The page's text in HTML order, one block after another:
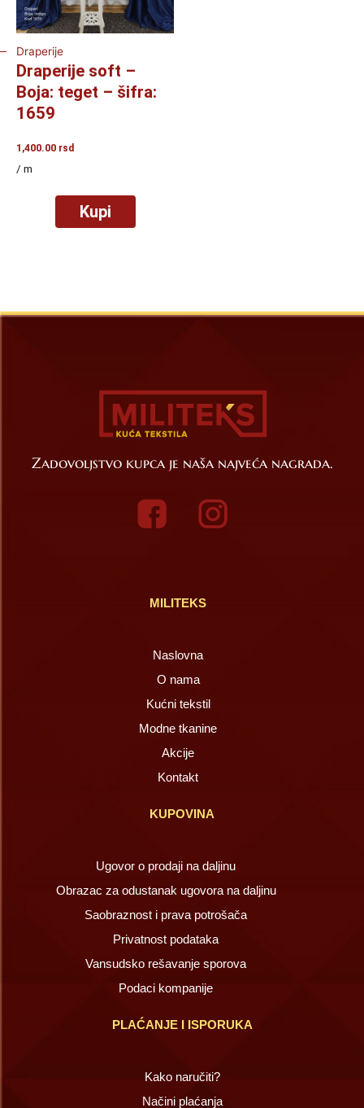
Draperije
Draperije soft –
Boja: teget – šifra:
1659
1,400.00 rsd
/ m
Kupi
Zadovoljstvo kupca je naša najveća nagrada.
MILITEKS
Naslovna
O nama
Kućni tekstil
Modne tkanine
Akcije
Kontakt
KUPOVINA
Ugovor o prodaji na daljinu
Obrazac za odustanak ugovora na daljinu
Saobraznost i prava potrošača
Privatnost podataka
Vansudsko rešavanje sporova
Podaci kompanije
PLAĆANJE I ISPORUKA
Kako naručiti?
Načini plaćanja